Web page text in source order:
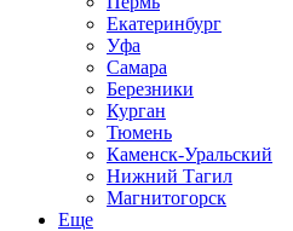
Екатеринбург
Уфа
Самара
Березники
Курган
Тюмень
Каменск-Уральский
Нижний Тагил
Магнитогорск
Еще